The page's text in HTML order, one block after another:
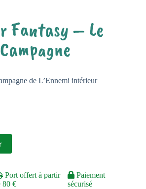
Fantasy – Le
de L’Ennemi intérieur
Port offert à partir
80 €
Paiement
sécurisé